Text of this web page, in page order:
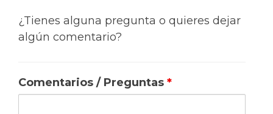
¿Tienes alguna pregunta o quieres dejar
algún comentario?
Comentarios / Preguntas *